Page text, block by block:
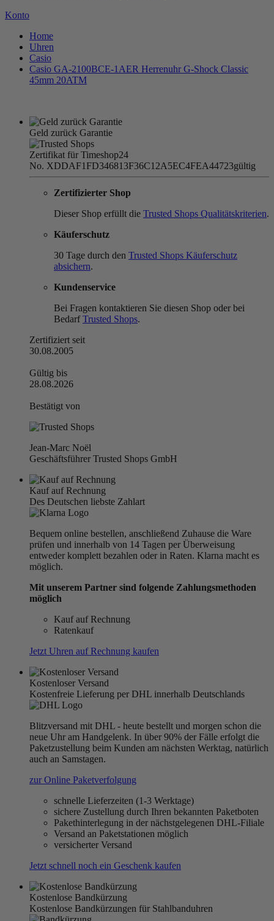
Konto
Home
Uhren
Casio
Casio GA-2100BCE-1AER Herrenuhr G-Shock Classic
45mm 20ATM
Geld zurück Garantie
Zertifikat für Timeshop24
No. XDDAF1FD346813F36C12A5EC4FEA44723gültig
Zertifizierter Shop
Dieser Shop erfüllt die Trusted Shops Qualitätskriterien.
Käuferschutz
30 Tage durch den Trusted Shops Käuferschutz
absichern.
Kundenservice
Bei Fragen kontaktieren Sie diesen Shop oder bei
BedarfTrusted Shops.
Zertifiziert seit
30.08.2005
Gültig bis
28.08.2026
Bestätigt von
Jean-Marc Noël
Geschäftsführer Trusted Shops GmbH
Kauf auf Rechnung
Des Deutschen liebste Zahlart
Bequem online bestellen, anschließend Zuhause die Ware
prüfen und innerhalb von 14 Tagen per Überweisung
entweder komplett bezahlen oder in Raten. Klarna macht es
möglich.
Mit unserem Partner sind folgende Zahlungsmethoden
möglich
Kauf auf Rechnung
Ratenkauf
Jetzt Uhren auf Rechnung kaufen
Kostenloser Versand
Kostenfreie Lieferung per DHL innerhalb Deutschlands
Blitzversand mit DHL - heute bestellt und morgen schon die
neue Uhr am Handgelenk. In über 90% der Fälle erfolgt die
Paketzustellung beim Kunden am nächsten Werktag, natürlich
auch an Samstagen.
zur Online Paketverfolgung
schnelle Lieferzeiten (1-3 Werktage)
sichere Zustellung durch Ihren bekannten Paketboten
Pakethinterlegung in der nächstgelegenen DHL-Filiale
Versand an Paketstationen möglich
versicherter Versand
Jetzt schnell noch ein Geschenk kaufen
Kostenlose Bandkürzung
Kostenlose Bandkürzungen für Stahlbanduhren